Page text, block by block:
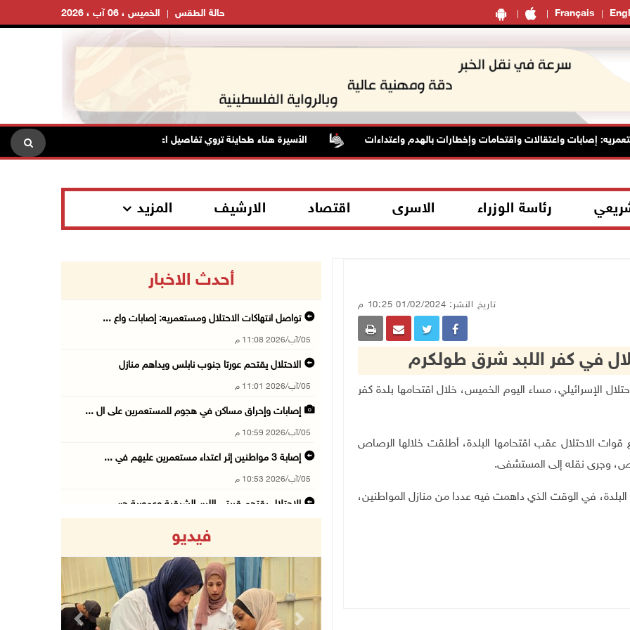
Français الخميس ، 06 آب ، 2026 حالة الطقس
إصابات واعتقالات واقتحامات وإخطارات بالهدم واعتداءات الأسيرة هناء طحاينة تروي تفاصيل اعتقالها: حُرمت من وداع أطفالها وتعرضت
رئاسة الوزراء الاسرى اقتصاد الارشيف المزيد
تاريخ النشر: 01/02/2024 10:25 م
في كفر اللبد شرق طولكرم
الاحتلال الإسرائيلي، مساء اليوم الخميس، خلال اقتحامها بلدة كفر
الاحتلال عقب اقتحامها البلدة، أطلقت خلالها الرصاص
وجرى نقله إلى المستشفى.
البلدة، في الوقت الذي داهمت فيه عددا من منازل المواطنين،
أحدث الاخبار
تواصل انتهاكات الاحتلال ومستعمريه: إصابات واع ...
05/آب/2026 11:08 م
الاحتلال يقتحم عورتا جنوب نابلس ويداهم منازل
05/آب/2026 11:01 م
إصابات وإحراق مساكن في هجوم للمستعمرين على ال ...
05/آب/2026 10:59 م
إصابة 3 مواطنين إثر اعتداء مستعمرين عليهم في ...
05/آب/2026 10:53 م
الاحتلال يقتحم قريتي اللبن الشرقية وعمورية جن ...
مستعمرون يقتحمون بيت فجار جنوب بيت لحم
05/آب/2026 10:19 م
فيديو
Previous Next